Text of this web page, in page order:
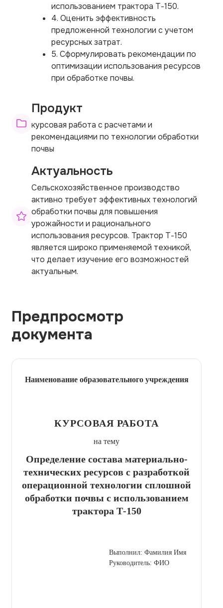
использованием трактора Т-150.
4. Оценить эффективность
предложенной технологии с учетом
ресурсных затрат.
5. Сформулировать рекомендации по
оптимизации использования ресурсов
при обработке почвы.
Продукт
курсовая работа с расчетами и
рекомендациями по технологии обработки
почвы
Актуальность
Сельскохозяйственное производство
активно требует эффективных технологий
обработки почвы для повышения
урожайности и рационального
использования ресурсов. Трактор Т-150
является широко применяемой техникой,
что делает изучение его возможностей
актуальным.
Предпросмотр
документа
Наименование образовательного учреждения
КУРСОВАЯ РАБОТА
на тему
Определение состава материально-
технических ресурсов с разработкой
операционной технологии сплошной
обработки почвы с использованием
трактора Т-150
Выполнил: Фамилия Имя
Руководитель: ФИО